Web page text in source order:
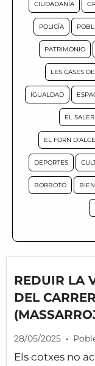
CIUDADANÍA
POLICÍA
PATRIMONIO
LES CASES
IGUALDAD
EL SALER
EL FORN
DEPORTES
BORBOTÓ
REDUIR LA
DEL
28/05/2025 •
Els cotxes no